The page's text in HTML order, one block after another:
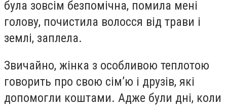
була зовсім безпомічна, помила мені
голову, почистила волосся від трави і
землі, заплела.
Звичайно, жінка з особливою теплотою
говорить про свою сім’ю і друзів, які
допомогли коштами. Адже були дні, коли